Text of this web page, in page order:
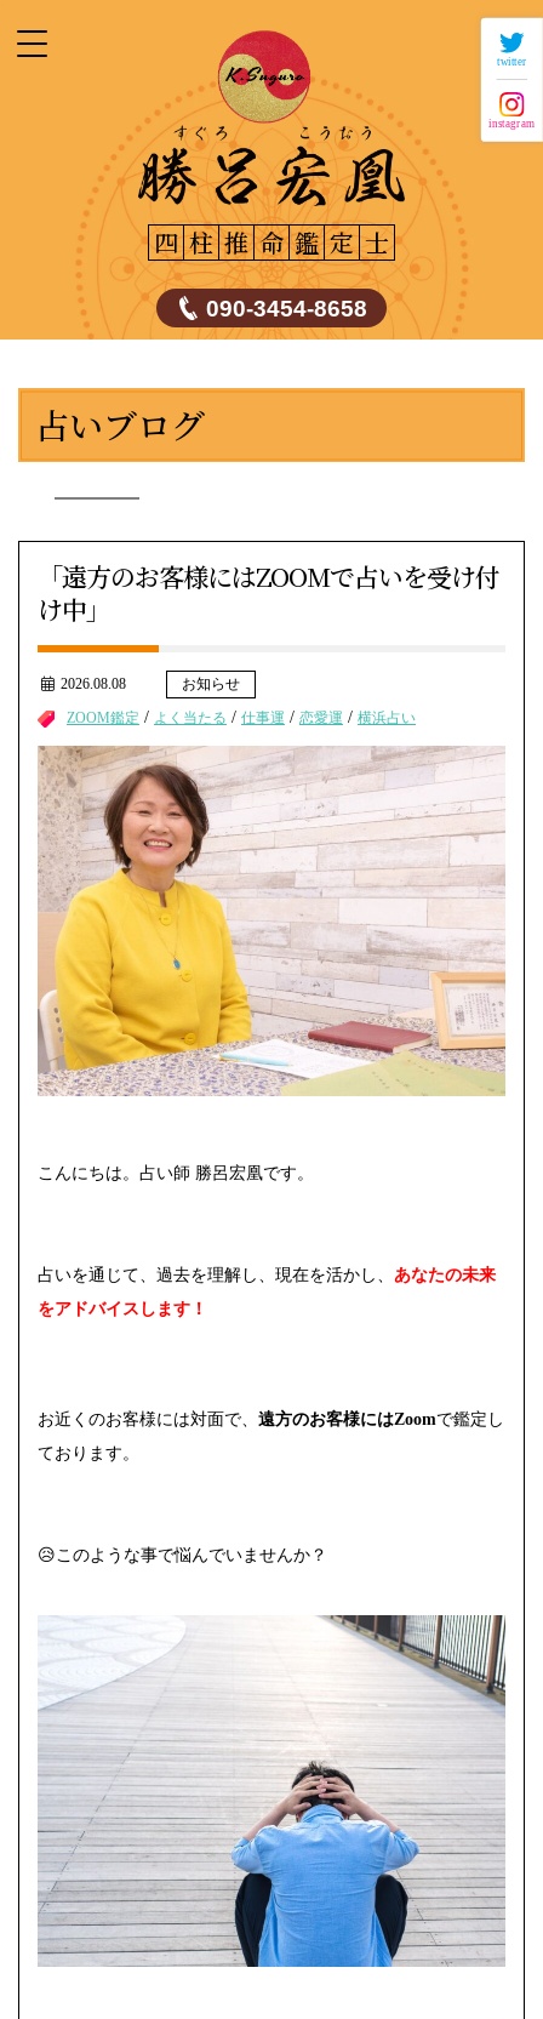
四 柱 推 命 鑑 定 士
090-3454-8658
占いブログ
「遠方のお客様にはZOOMで占いを受け付
け中」
2026.08.08
お知らせ
ZOOM鑑定 / よく当たる / 仕事運 / 恋愛運 / 横浜占い
こんにちは。占い師 勝呂宏凰です。
占いを通じて、過去を理解し、現在を活かし、 あなたの未来
をアドバイスします！
お近くのお客様には対面で、 遠方のお客様にはZoomで鑑定し
ております。
😥このような事で悩んでいませんか？
twitter
instagram